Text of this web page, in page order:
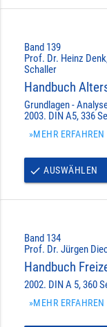
Band 139
Prof. Dr. Heinz
Schaller
Handbuch
Grundlagen -
2003. DIN A5, 336
»MEHR
done AUSWÄHLEN
Band 134
Prof. Dr. Jürgen
Handbuch
2002. DIN A 5, 360
»MEHR